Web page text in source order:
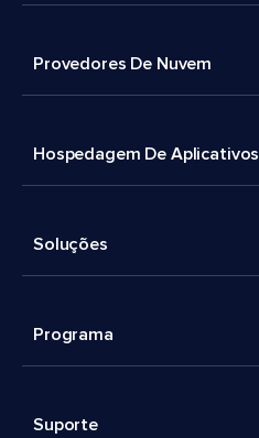
Provedores De Nuvem
Hospedagem De Aplicativos
Soluções
Programa
Suporte